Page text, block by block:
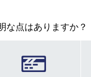
な点はありますか？